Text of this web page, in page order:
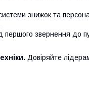
знижок та
першого звернення до
Довіряйте